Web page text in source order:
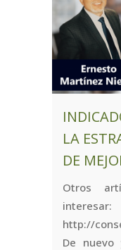
LA
DE
Otros
interesar:
http://
De nuevo